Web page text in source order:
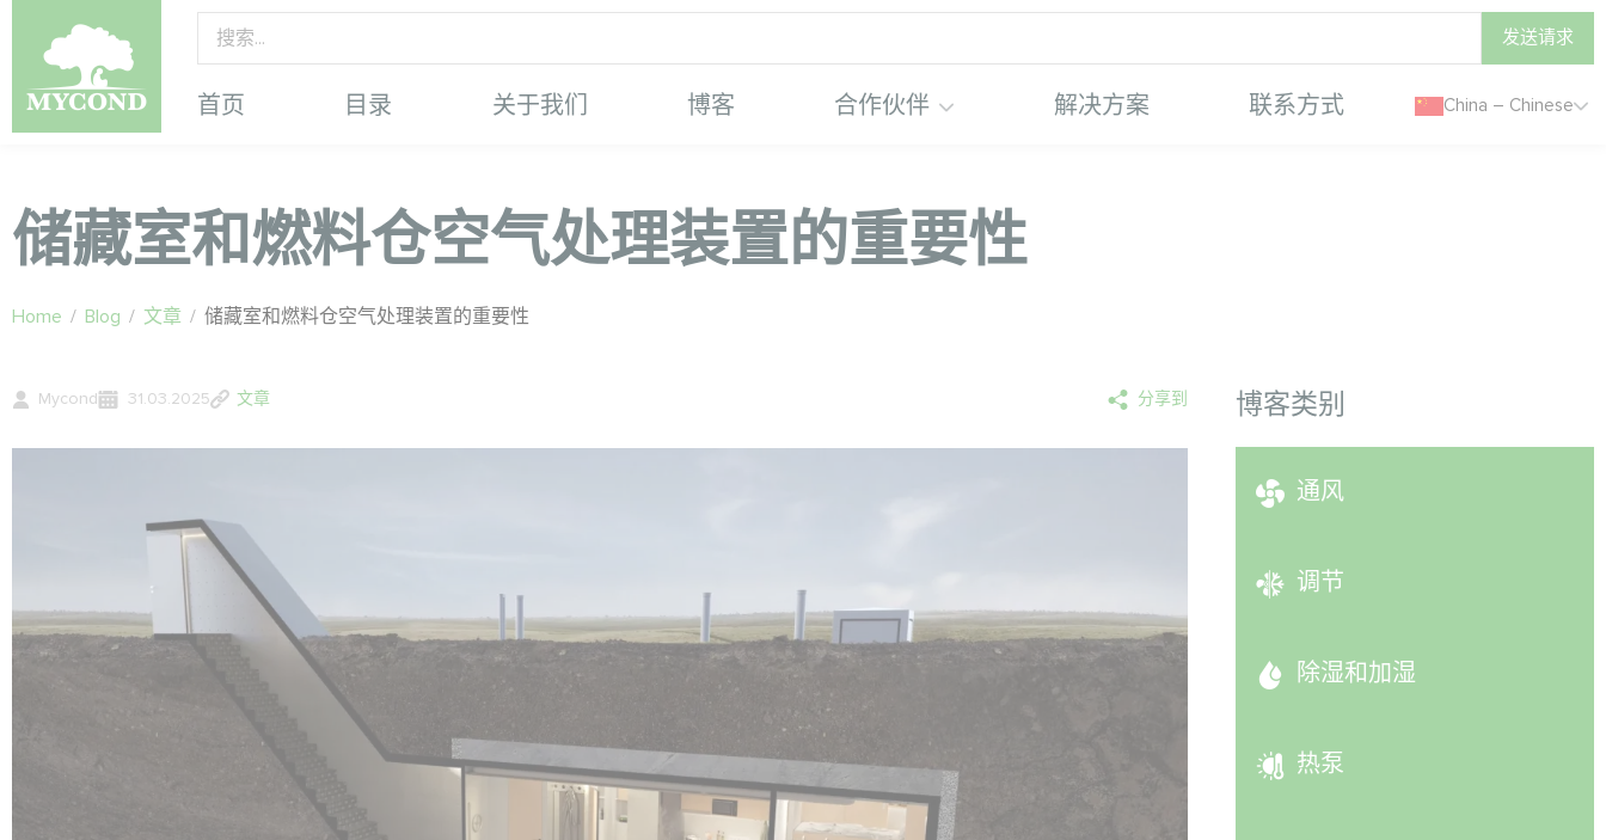
发送请求
首页 目录 关于我们 博客 合作伙伴 解决方案 联系方式 China – Chinese
储藏室和燃料仓空气处理装置的重要性
Home / Blog / 文章 / 储藏室和燃料仓空气处理装置的重要性
Mycond 31.03.2025 文章 分享到 博客类别
通风
调节
除湿和加湿
热泵